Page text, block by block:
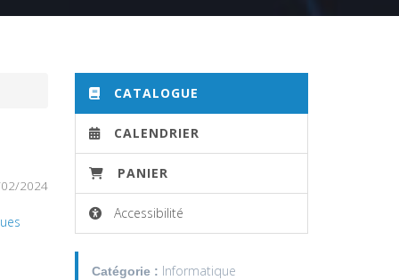
2024
CATALOGUE
CALENDRIER
PANIER
Accessibilité
Catégorie : Informatique